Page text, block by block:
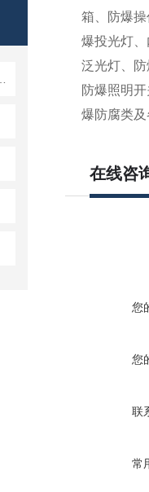
箱、防爆
爆投光灯
泛光灯、
防爆照明
爆防腐类
在线咨
您
您
联
常